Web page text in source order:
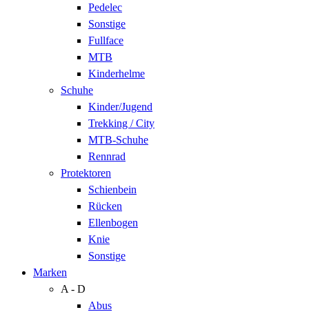
Pedelec
Sonstige
Fullface
MTB
Kinderhelme
Schuhe
Kinder/Jugend
Trekking / City
MTB-Schuhe
Rennrad
Protektoren
Schienbein
Rücken
Ellenbogen
Knie
Sonstige
Marken
A - D
Abus